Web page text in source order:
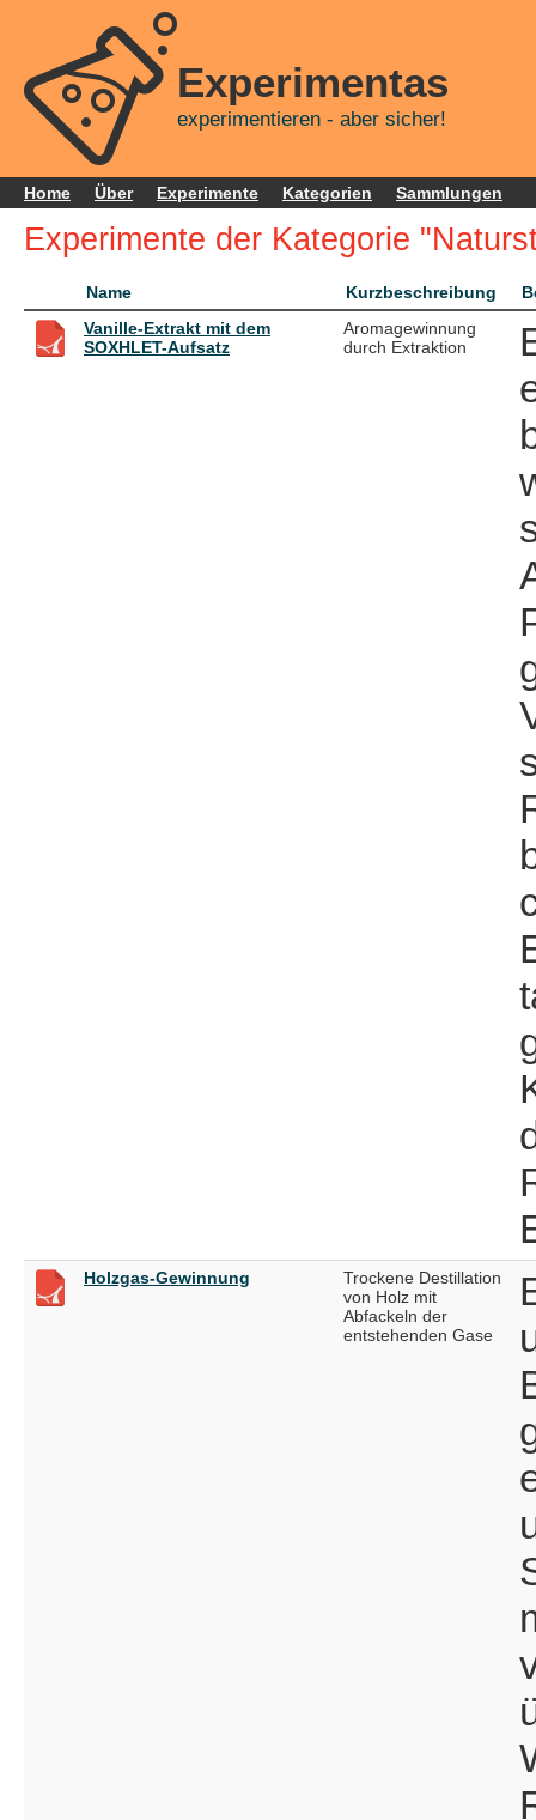
Experimentas
experimentieren - aber sicher!
Home Über Experimente Kategorien Sammlungen
Experimente der Kategorie
Name Kurzbeschreibung
Vanille-Extrakt mit dem
SOXHLET-Aufsatz
Aromagewinnung
durch Extraktion
Holzgas-Gewinnung
Trockene Destillation
von Holz mit
Abfackeln der
entstehenden Gase